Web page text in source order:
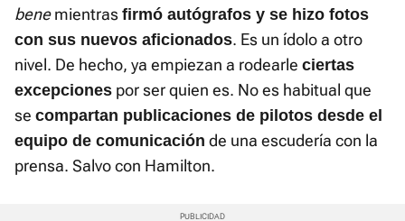
benemientras firmó autógrafos y se hizo fotos
con sus nuevos aficionados. Es un ídolo a otro
nivel. De hecho, ya empiezan a rodearle ciertas
excepciones por ser quien es. No es habitual que
se compartan publicaciones de pilotos desde el
equipo de comunicación de una escudería con la
prensa. Salvo con Hamilton.